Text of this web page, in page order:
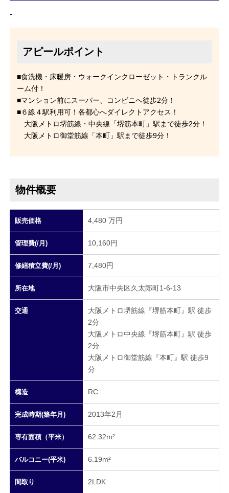
-
アピールポイント
■食洗機・床暖房・ウォークインクローゼット・トランクル
ーム付！
■マンション前にスーパー、コンビニへ徒歩2分！
■６線４駅利用可！各都心へダイレクトアクセス！
大阪メトロ堺筋線・中央線「堺筋本町」駅まで徒歩2分！
大阪メトロ御堂筋線「本町」駅まで徒歩9分！
物件概要
販売価格 4,480 万円
管理費(/月) 10,160円
修繕積立費(/月) 7,480円
所在地 大阪市中央区久太郎町1-6-13
交通
大阪メトロ堺筋線『堺筋本町』駅 徒歩
2分
大阪メトロ中央線『堺筋本町』駅 徒歩
2分
大阪メトロ御堂筋線『本町』駅 徒歩9
分
構造 RC
完成時期(築年月) 2013年2月
専有面積（平米） 62.32m²
バルコニー(平米) 6.19m²
間取り 2LDK